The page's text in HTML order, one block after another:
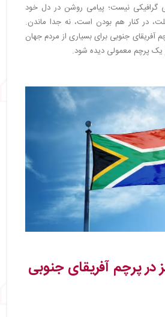
گرافیکی نیست؛ پیامی روشن در دل خود
در کنار هم بودن است، نه جدا ماندن.
آفریقای جنوبی برای بسیاری از مردم جهان
یک پرچم معمولی دیده شود.
پرچم آفریقای جنوبی